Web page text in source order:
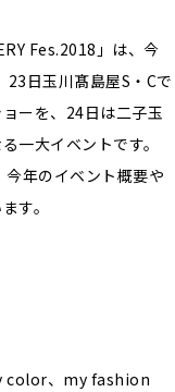
Fes.2018」は、今
23日玉川髙島屋S・Cで
ーを、24日は二子玉
一大イベントです。
年のイベント概要や
す。
color、my fashion